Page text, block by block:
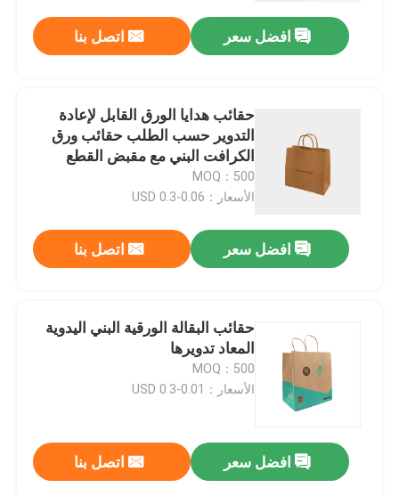
جولة في المعمل
طلب اقتباس
صندوق تغليف VAPE
صندوق تغليف مستحضرات التجميل
تغليف الطعام
افضل سعر اتصل بنا
حقائب هدايا الورق القابل لإعادة
التدوير حسب الطلب حقائب ورق
الكرافت البني مع مقبض القطع
MOQ：500
الأسعار：0.06-0.3 USD
افضل سعر اتصل بنا
حقائب البقالة الورقية البني اليدوية
المعاد تدويرها
MOQ：500
الأسعار：0.01-0.3 USD
افضل سعر اتصل بنا